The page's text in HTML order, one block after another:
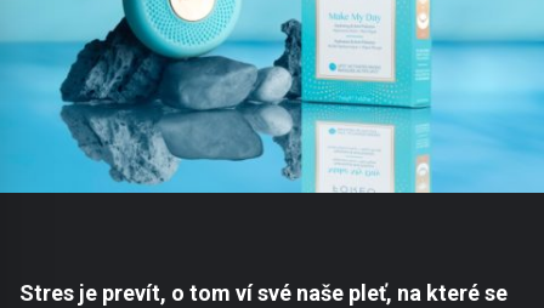
Stres je prevít, o tom ví své naše pleť, na které se